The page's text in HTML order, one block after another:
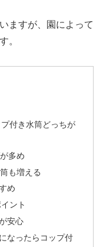
ますが、園によって
。
付き水筒どっちが
多め
も増える
め
ント
安心
なったらコップ付